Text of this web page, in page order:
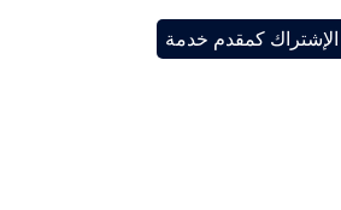
الإشتراك كمقدم خدمة